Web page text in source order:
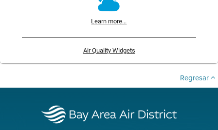
Learn more...
Air Quality Widgets
Regresar